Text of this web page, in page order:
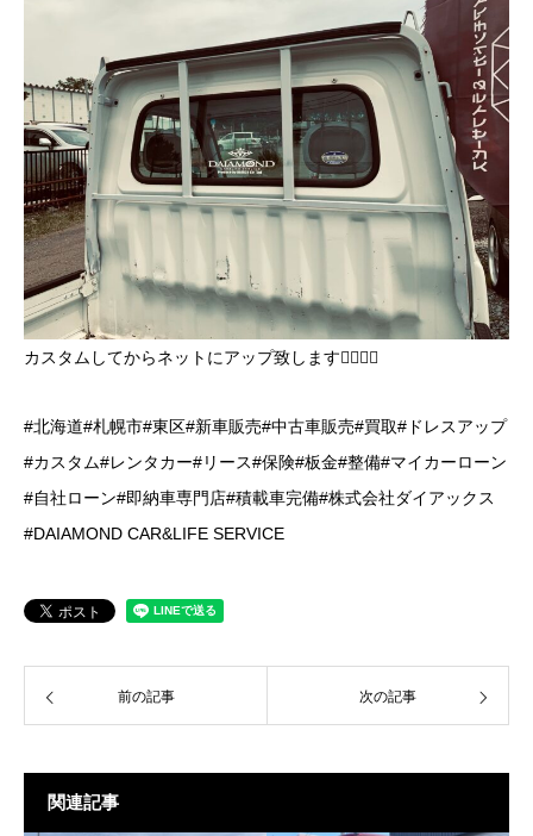
カスタムしてからネットにアップ致します🙇‍♂️🙇‍♂️
#北海道#札幌市#東区#新車販売#中古車販売#買取#ドレスアップ
#カスタム#レンタカー#リース#保険#板金#整備#マイカーローン
#自社ローン#即納車専門店#積載車完備#株式会社ダイアックス
#DAIAMOND CAR&LIFE SERVICE
前の記事 次の記事
関連記事